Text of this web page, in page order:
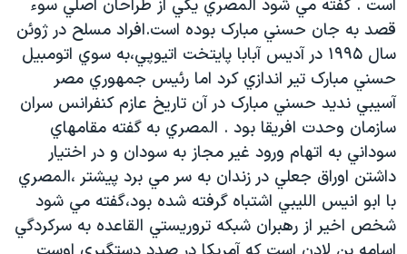
فرهنگ و زندگی
حقوق شهروندی
اقتصادی
علم و فناوری
اسرائیل در جنگ
گالری عکس
آرشیو پخش زنده
مستندها
انتخابات ریاست جمهوری آمریکا ۲۰۲۴
حمله جمهوری اسلامی به اسرائیل
رمز مهسا
ورزش زنان در ایران
اعتراضات زن، زندگی، آزادی
مجموعه مستندهای دادخواهی
تریبونال مردمی آبان ۹۸
دنبال کنید
زبانهای مختلف
است . گفته مي شود المصري يکي از طراحان اصلي سوء
قصد به جان حسني مبارک بوده است.افراد مسلح در ژوئن
سال ۱۹۹۵ در آديس آبابا پايتخت اتيوپي،به سوي اتومبيل
حسني مبارک تير اندازي کرد اما رئيس جمهوري مصر
آسيبي نديد حسني مبارک در آن تاريخ عازم کنفرانس سران
سازمان وحدت افريقا بود . المصري به گفته مقامهاي
سوداني به اتهام ورود غير مجاز به سودان و در اختيار
داشتن اوراق جعلي در زندان به سر مي برد پيشتر ،المصري
با ابو انيس الليبي اشتباه گرفته شده بود،گفته مي شود
شخص اخير از رهبران شبکه تروريستي القاعده به سرکردگي